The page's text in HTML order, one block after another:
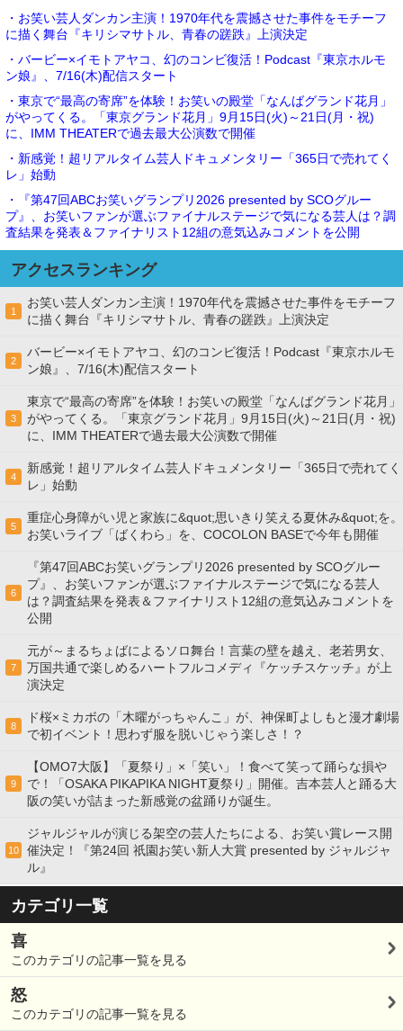
・お笑い芸人ダンカン主演！1970年代を震撼させた事件をモチーフ
に描く舞台『キリシマサトル、青春の蹉跌』上演決定
・バービー×イモトアヤコ、幻のコンビ復活！Podcast『東京ホルモ
ン娘』、7/16(木)配信スタート
・東京で“最高の寄席”を体験！お笑いの殿堂「なんばグランド花月」
がやってくる。「東京グランド花月」9月15日(火)～21日(月・祝)
に、IMM THEATERで過去最大公演数で開催
・新感覚！超リアルタイム芸人ドキュメンタリー「365日で売れてく
レ」始動
・『第47回ABCお笑いグランプリ2026 presented by SCOグルー
プ』、お笑いファンが選ぶファイナルステージで気になる芸人は？調
査結果を発表＆ファイナリスト12組の意気込みコメントを公開
アクセスランキング
1
お笑い芸人ダンカン主演！1970年代を震撼させた事件をモチーフ
に描く舞台『キリシマサトル、青春の蹉跌』上演決定
2
バービー×イモトアヤコ、幻のコンビ復活！Podcast『東京ホルモ
ン娘』、7/16(木)配信スタート
3
東京で“最高の寄席”を体験！お笑いの殿堂「なんばグランド花月」
がやってくる。「東京グランド花月」9月15日(火)～21日(月・祝)
に、IMM THEATERで過去最大公演数で開催
4
新感覚！超リアルタイム芸人ドキュメンタリー「365日で売れてく
レ」始動
5
重症心身障がい児と家族に&quot;思いきり笑える夏休み&quot;を。
お笑いライブ「ばくわら」を、COCOLON BASEで今年も開催
6
『第47回ABCお笑いグランプリ2026 presented by SCOグルー
プ』、お笑いファンが選ぶファイナルステージで気になる芸人
は？調査結果を発表＆ファイナリスト12組の意気込みコメントを
公開
7
元が～まるちょばによるソロ舞台！言葉の壁を越え、老若男女、
万国共通で楽しめるハートフルコメディ『ケッチスケッチ』が上
演決定
8
ド桜×ミカボの「木曜がっちゃんこ」が、神保町よしもと漫才劇場
で初イベント！思わず服を脱いじゃう楽しさ！？
9
【OMO7大阪】「夏祭り」×「笑い」！食べて笑って踊らな損や
で！「OSAKA PIKAPIKA NIGHT夏祭り」開催。吉本芸人と踊る大
阪の笑いが詰まった新感覚の盆踊りが誕生。
10
ジャルジャルが演じる架空の芸人たちによる、お笑い賞レース開
催決定！『第24回 祇園お笑い新人大賞 presented by ジャルジャ
ル』
カテゴリ一覧
喜
このカテゴリの記事一覧を見る
怒
このカテゴリの記事一覧を見る